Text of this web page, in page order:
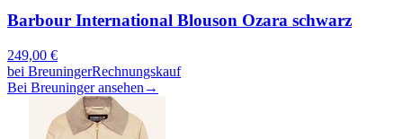
Barbour International Blouson Ozara schwarz
249,00 €
bei BreuningerRechnungskauf
Bei Breuninger ansehen →